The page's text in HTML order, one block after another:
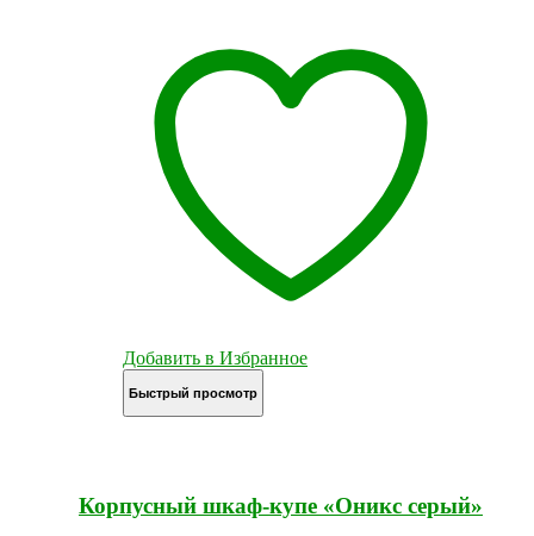
Добавить в Избранное
Быстрый просмотр
Корпусный шкаф-купе «Оникс серый»